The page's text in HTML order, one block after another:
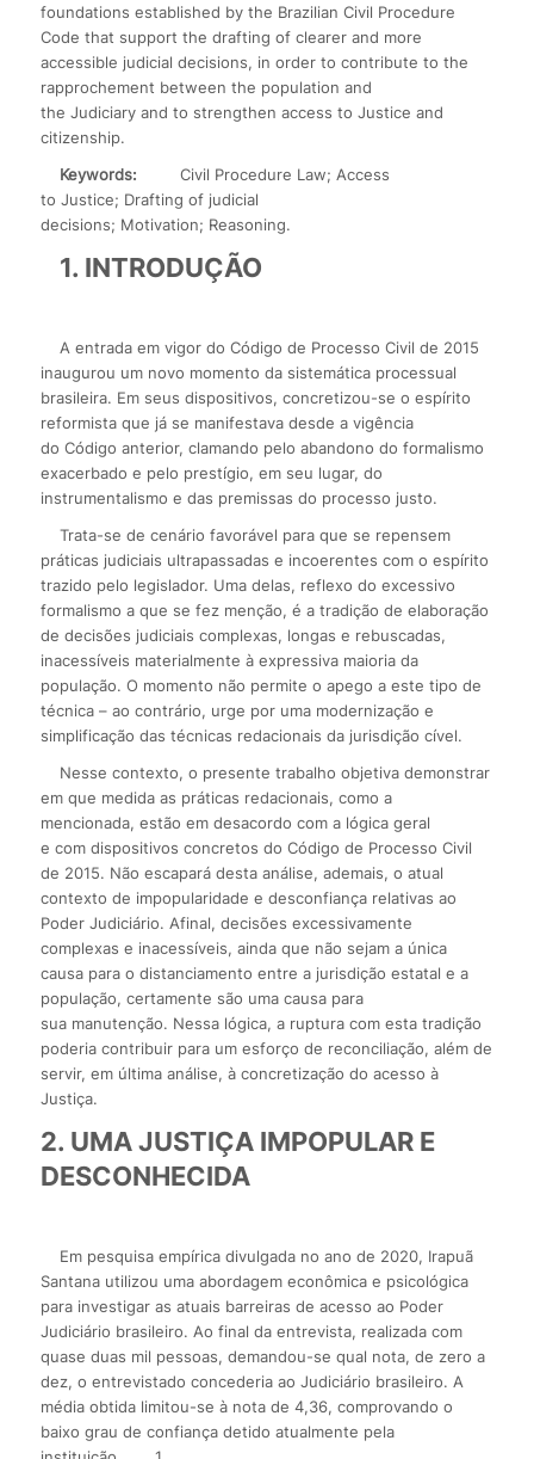
foundations established by the Brazilian Civil Procedure
Code that support the drafting of clearer and more
accessible judicial decisions, in order to contribute to the
rapprochement between the population and
the Judiciary and to strengthen access to Justice and
citizenship.
Keywords:
Civil Procedure Law; Access
to Justice; Drafting of judicial
decisions; Motivation; Reasoning.
1. INTRODUÇÃO
A entrada em vigor do Código de Processo Civil de 2015
inaugurou um novo momento da sistemática processual
brasileira. Em seus dispositivos, concretizou-se o espírito
reformista que já se manifestava desde a vigência
do Código anterior, clamando pelo abandono do formalismo
exacerbado e pelo prestígio, em seu lugar, do
instrumentalismo e das premissas do processo justo.
Trata-se de cenário favorável para que se repensem
práticas judiciais ultrapassadas e incoerentes com o espírito
trazido pelo legislador. Uma delas, reflexo do excessivo
formalismo a que se fez menção, é a tradição de elaboração
de decisões judiciais complexas, longas e rebuscadas,
inacessíveis materialmente à expressiva maioria da
população. O momento não permite o apego a este tipo de
técnica – ao contrário, urge por uma modernização e
simplificação das técnicas redacionais da jurisdição cível.
Nesse contexto, o presente trabalho objetiva demonstrar
em que medida as práticas redacionais, como a
mencionada, estão em desacordo com a lógica geral
e com dispositivos concretos do Código de Processo Civil
de 2015. Não escapará desta análise, ademais, o atual
contexto de impopularidade e desconfiança relativas ao
Poder Judiciário. Afinal, decisões excessivamente
complexas e inacessíveis, ainda que não sejam a única
causa para o distanciamento entre a jurisdição estatal e a
população, certamente são uma causa para
sua manutenção. Nessa lógica, a ruptura com esta tradição
poderia contribuir para um esforço de reconciliação, além de
servir, em última análise, à concretização do acesso à
Justiça.
2. UMA JUSTIÇA IMPOPULAR E
DESCONHECIDA
Em pesquisa empírica divulgada no ano de 2020, Irapuã
Santana utilizou uma abordagem econômica e psicológica
para investigar as atuais barreiras de acesso ao Poder
Judiciário brasileiro. Ao final da entrevista, realizada com
quase duas mil pessoas, demandou-se qual nota, de zero a
dez, o entrevistado concederia ao Judiciário brasileiro. A
média obtida limitou-se à nota de 4,36, comprovando o
baixo grau de confiança detido atualmente pela